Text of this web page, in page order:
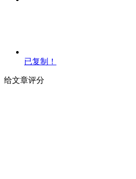
已复制！
给文章评分